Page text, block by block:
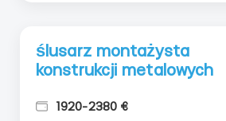
ślusarz montażysta
konstrukcji metalowych
1920-2380 €